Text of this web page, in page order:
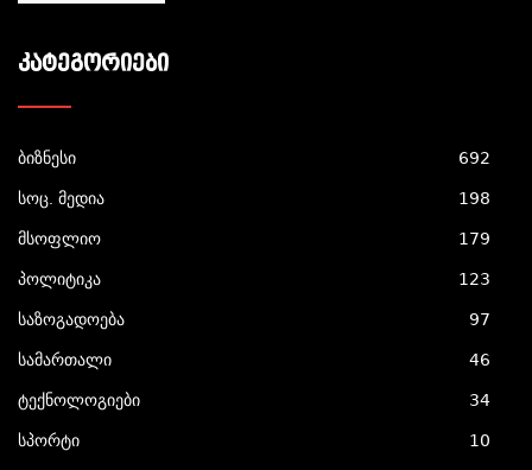
ᲙᲐᲢᲔᲒᲝᲠᲘᲔᲑᲘ
ბიზნესი 692
სოც. მედია 198
მსოფლიო 179
პოლიტიკა 123
საზოგადოება 97
სამართალი 46
ტექნოლოგიები 34
სპორტი 10